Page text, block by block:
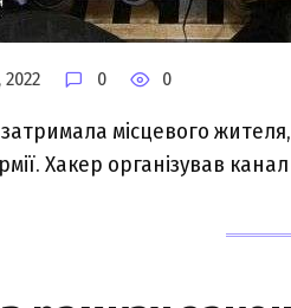
2022 0 0
затримала місцевого
Хакер організував